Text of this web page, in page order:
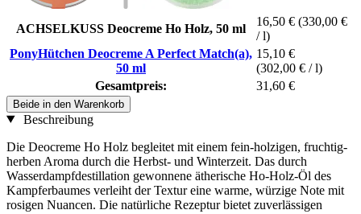
ACHSELKUSS Deocreme Ho Holz, 50 ml
16,50 € (330,00 €
/ l)
PonyHütchen Deocreme A Perfect Match(a),
50 ml
15,10 €
(302,00 € / l)
Gesamtpreis:
31,60 €
Beide in den Warenkorb
Beschreibung
Die Deocreme Ho Holz begleitet mit einem fein-holzigen, fruchtig-
herben Aroma durch die Herbst- und Winterzeit. Das durch
Wasserdampfdestillation gewonnene ätherische Ho-Holz-Öl des
Kampferbaumes verleiht der Textur eine warme, würzige Note mit
rosigen Nuancen. Die natürliche Rezeptur bietet zuverlässigen